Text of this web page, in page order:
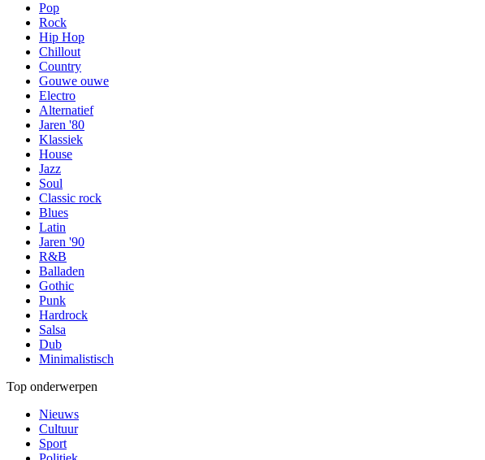
Pop
Rock
Hip Hop
Chillout
Country
Gouwe ouwe
Electro
Alternatief
Jaren '80
Klassiek
House
Jazz
Soul
Classic rock
Blues
Latin
Jaren '90
R&B
Balladen
Gothic
Punk
Hardrock
Salsa
Dub
Minimalistisch
Top onderwerpen
Nieuws
Cultuur
Sport